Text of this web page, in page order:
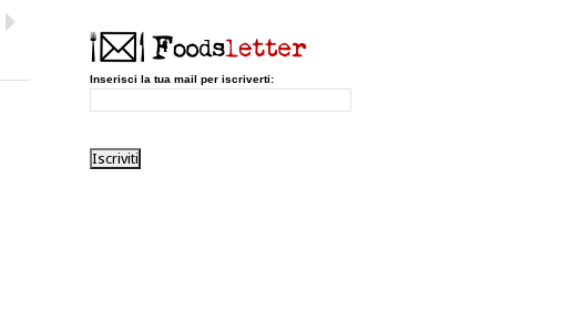
Inserisci la tua mail per iscriverti: